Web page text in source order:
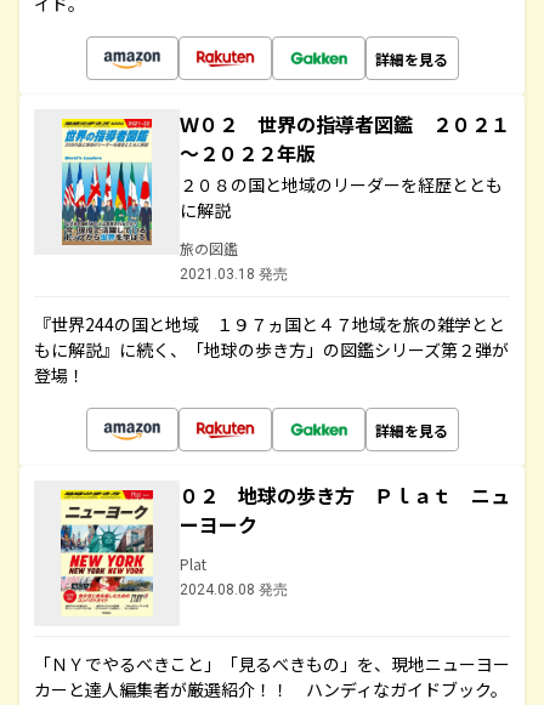
詳細を見る
Ｗ０２ 世界の指導者図鑑 ２０２１
～２０２２年版
２０８の国と地域のリーダーを経歴ととも
に解説
旅の図鑑
2021.03.18 発売
『世界244の国と地域 １９７ヵ国と４７地域を旅の雑学とと
もに解説』に続く、「地球の歩き方」の図鑑シリーズ第２弾が
登場！
詳細を見る
０２ 地球の歩き方 Ｐｌａｔ ニュ
ーヨーク
Plat
2024.08.08 発売
「ＮＹでやるべきこと」「見るべきもの」を、現地ニューヨー
カーと達人編集者が厳選紹介！！ ハンディなガイドブック。